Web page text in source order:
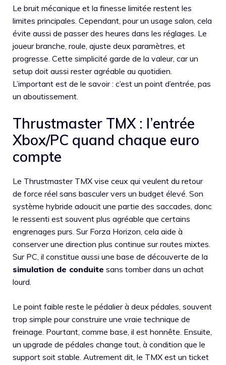
Le bruit mécanique et la finesse limitée restent les
limites principales. Cependant, pour un usage salon, cela
évite aussi de passer des heures dans les réglages. Le
joueur branche, roule, ajuste deux paramètres, et
progresse. Cette simplicité garde de la valeur, car un
setup doit aussi rester agréable au quotidien.
L’important est de le savoir : c’est un point d’entrée, pas
un aboutissement.
Thrustmaster TMX : l’entrée
Xbox/PC quand chaque euro
compte
Le Thrustmaster TMX vise ceux qui veulent du retour
de force réel sans basculer vers un budget élevé. Son
système hybride adoucit une partie des saccades, donc
le ressenti est souvent plus agréable que certains
engrenages purs. Sur Forza Horizon, cela aide à
conserver une direction plus continue sur routes mixtes.
Sur PC, il constitue aussi une base de découverte de la
simulation de conduite sans tomber dans un achat
lourd.
Le point faible reste le pédalier à deux pédales, souvent
trop simple pour construire une vraie technique de
freinage. Pourtant, comme base, il est honnête. Ensuite,
un upgrade de pédales change tout, à condition que le
support soit stable. Autrement dit, le TMX est un ticket